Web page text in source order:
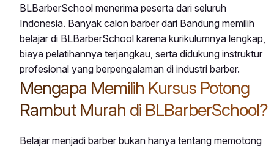
BLBarberSchool menerima peserta dari seluruh
Indonesia. Banyak calon barber dari Bandung memilih
belajar di BLBarberSchool karena kurikulumnya lengkap,
biaya pelatihannya terjangkau, serta didukung instruktur
profesional yang berpengalaman di industri barber.
Mengapa Memilih Kursus Potong
Rambut Murah di BLBarberSchool?
Belajar menjadi barber bukan hanya tentang memotong